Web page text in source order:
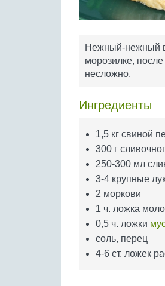
Нежный-нежный
морозилке,
несложно.
Ингредиенты
1,5 кг свиной
300 г
250-300 мл
3-4 крупные
2 моркови
1 ч. ложка
0,5 ч. ложки
соль, перец
4-6 ст. ложек